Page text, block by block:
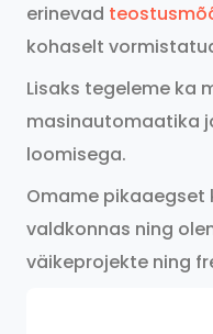
erinevad
kohaselt
Lisaks tegeleme ka
masinautomaatika
loomisega.
Omame
valdkonnas ning
väikeprojekte ning